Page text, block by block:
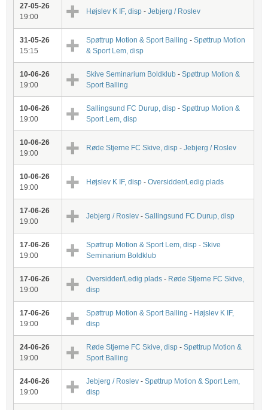
27-05-26
19:00
Højslev K IF, disp -Jebjerg / Roslev
31-05-26
15:15
Spøttrup Motion & Sport Balling -Spøttrup Motion
& Sport Lem, disp
10-06-26
19:00
Skive Seminarium Boldklub -Spøttrup Motion &
Sport Balling
10-06-26
19:00
Sallingsund FC Durup, disp -Spøttrup Motion &
Sport Lem, disp
10-06-26
19:00
Røde Stjerne FC Skive, disp -Jebjerg / Roslev
10-06-26
19:00
Højslev K IF, disp -Oversidder/Ledig plads
17-06-26
19:00
Jebjerg / Roslev -Sallingsund FC Durup, disp
17-06-26
19:00
Spøttrup Motion & Sport Lem, disp -Skive
Seminarium Boldklub
17-06-26
19:00
Oversidder/Ledig plads - Røde Stjerne FC Skive,
disp
17-06-26
19:00
Spøttrup Motion & Sport Balling - Højslev K IF,
disp
24-06-26
19:00
Røde Stjerne FC Skive, disp -Spøttrup Motion &
Sport Balling
24-06-26
19:00
Jebjerg / Roslev -Spøttrup Motion & Sport Lem,
disp